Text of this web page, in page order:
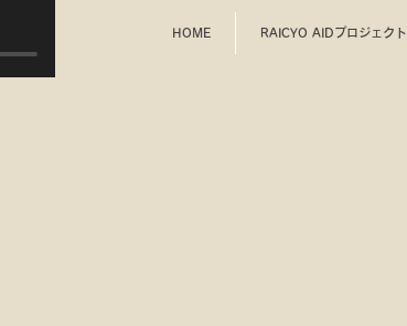
HOME RAICYO AIDプロジェクト